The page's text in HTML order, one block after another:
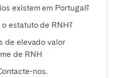
existem em Portugal?
estatuto de RNH?
de elevado valor
de RNH
nos.
Valencia